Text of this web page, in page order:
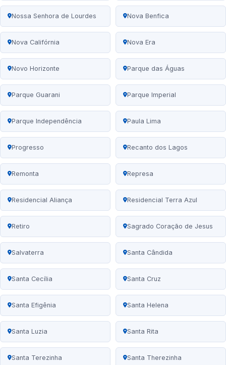
Nossa Senhora de Lourdes Nova Benfica
Nova Califórnia Nova Era
Novo Horizonte Parque das Águas
Parque Guarani Parque Imperial
Parque Independência Paula Lima
Progresso Recanto dos Lagos
Remonta Represa
Residencial Aliança Residencial Terra Azul
Retiro Sagrado Coração de Jesus
Salvaterra Santa Cândida
Santa Cecília Santa Cruz
Santa Efigênia Santa Helena
Santa Luzia Santa Rita
Santa Terezinha Santa Therezinha